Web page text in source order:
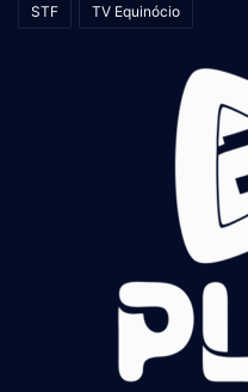
STF TV Equinócio